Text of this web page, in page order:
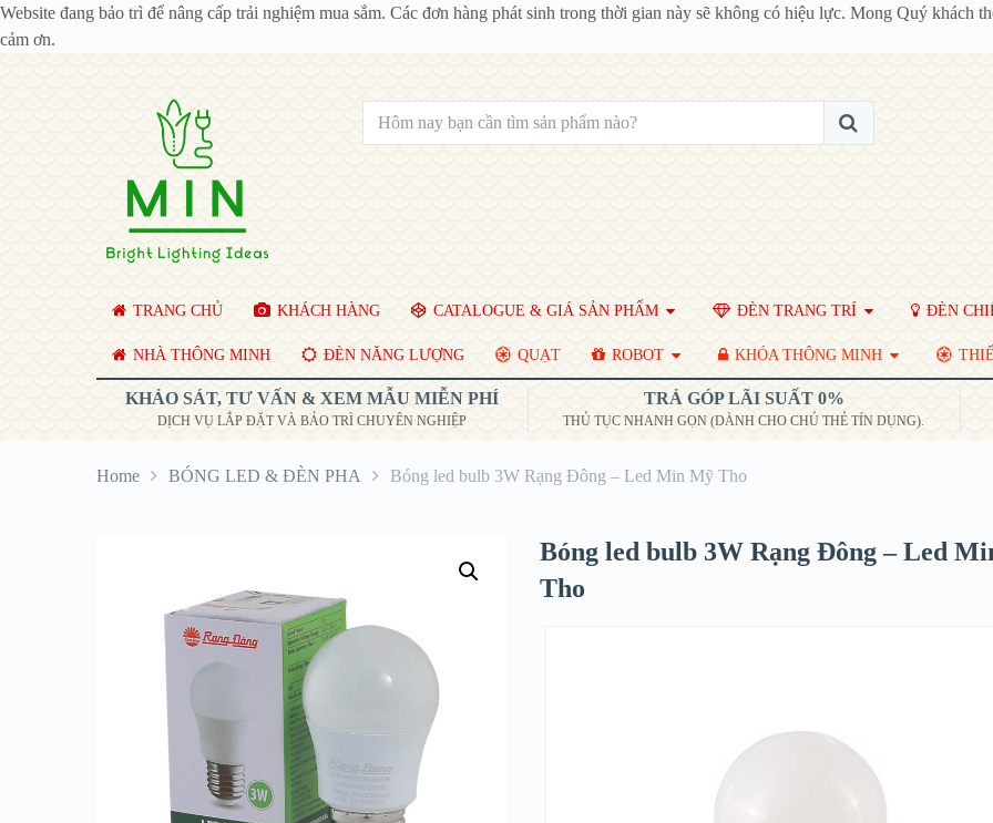
Website đang bảo trì để nâng cấp trải nghiệm mua sắm. Các đơn hàng phát sinh trong thời gian này sẽ không có hiệu lực. Mong Quý
cảm ơn.
TRANG CHỦ KHÁCH HÀNG CATALOGUE & GIÁ SẢN PHẨM ĐÈN TRANG TRÍ ĐÈN
NHÀ THÔNG MINH ĐÈN NĂNG LƯỢNG QUẠT ROBOT KHÓA THÔNG MINH
KHẢO SÁT, TƯ VẤN & XEM MẪU MIỄN PHÍ
DỊCH VỤ LẮP ĐẶT VÀ BẢO TRÌ CHUYÊN NGHIỆP
TRẢ GÓP LÃI SUẤT 0%
THỦ TỤC NHANH GỌN (DÀNH CHO CHỦ THẺ TÍN DỤNG).
Home BÓNG LED & ĐÈN PHA Bóng led bulb 3W Rạng Đông – Led Min Mỹ Tho
Bóng led bulb 3W Rạng Đông – Led
Tho